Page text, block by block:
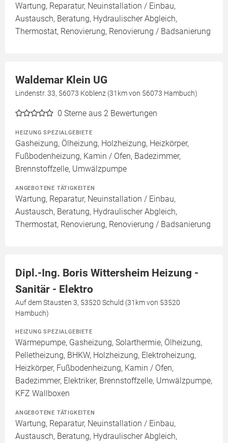
Wartung, Reparatur, Neuinstallation / Einbau,
Austausch, Beratung, Hydraulischer Abgleich,
Thermostat, Renovierung, Renovierung / Badsanierung
Waldemar Klein UG
Lindenstr. 33, 56073 Koblenz (31km von 56073 Hambuch)
0 Sterne aus 2 Bewertungen
HEIZUNG SPEZIALGEBIETE
Gasheizung, Ölheizung, Holzheizung, Heizkörper,
Fußbodenheizung, Kamin / Ofen, Badezimmer,
Brennstoffzelle, Umwälzpumpe
ANGEBOTENE TÄTIGKEITEN
Wartung, Reparatur, Neuinstallation / Einbau,
Austausch, Beratung, Hydraulischer Abgleich,
Thermostat, Renovierung, Renovierung / Badsanierung
Dipl.-Ing. Boris Wittersheim Heizung -
Sanitär - Elektro
Auf dem Stausten 3, 53520 Schuld (31km von 53520
Hambuch)
HEIZUNG SPEZIALGEBIETE
Wärmepumpe, Gasheizung, Solarthermie, Ölheizung,
Pelletheizung, BHKW, Holzheizung, Elektroheizung,
Heizkörper, Fußbodenheizung, Kamin / Ofen,
Badezimmer, Elektriker, Brennstoffzelle, Umwälzpumpe,
KFZ Wallboxen
ANGEBOTENE TÄTIGKEITEN
Wartung, Reparatur, Neuinstallation / Einbau,
Austausch, Beratung, Hydraulischer Abgleich,